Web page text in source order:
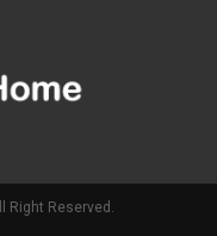
Right Reserved.